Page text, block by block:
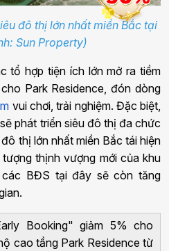
đô thị lớn nhất miền Bắc tại
Sun Property)
tổ hợp tiện ích lớn mở ra tiềm
Park Residence, đón dòng
vui chơi, trải nghiệm. Đặc biệt,
phát triển siêu đô thị đa chức
thị lớn nhất miền Bắc tái hiện
thịnh vượng mới của khu
BĐS tại đây sẽ còn tăng
Booking" giảm 5% cho
cao tầng Park Residence từ